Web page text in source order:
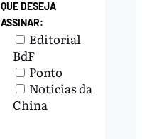
QUE DESEJA
ASSINAR:
Editorial
BdF
Ponto
Notícias da
China